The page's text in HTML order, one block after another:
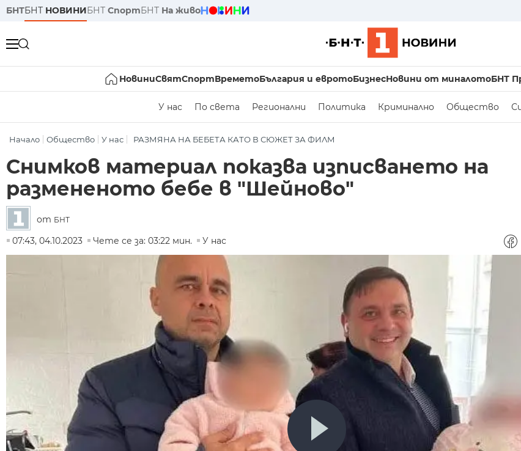
БНТБНТ НОВИНИБНТ СпортБНТ На живо
НовиниСвятСпортВреметоБългария и евротоБизнесНовини от миналотоБНТ
У нас По света Регионални Политика Криминално Общество
Начало Общество У нас РАЗМЯНА НА БЕБЕТА КАТО В СЮЖЕТ ЗА ФИЛМ
Снимков материал показва изписването на
размененото бебе в "Шейново"
от БНТ
07:43, 04.10.2023
Чете се за: 03:22 мин. У нас